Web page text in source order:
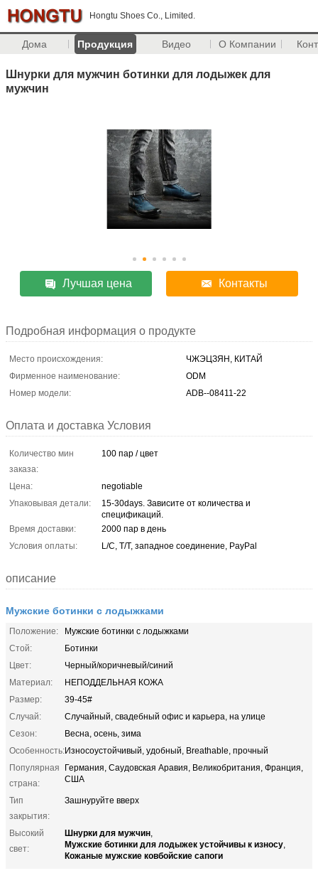
Hongtu Shoes Co., Limited.
Дома Продукция Видео О Компании
Шнурки для мужчин ботинки для лодыжек для
мужчин
Лучшая цена Контакты
Подробная информация о продукте
Место происхождения:
ЧЖЭЦЗЯН, КИТАЙ
Фирменное наименование:
ODM
Номер модели:
ADB--08411-22
Оплата и доставка Условия
Количество мин
заказа:
100 пар / цвет
Цена:
negotiable
Упаковывая детали:
15-30days. Зависите от количества и
спецификаций.
Время доставки:
2000 пар в день
Условия оплаты:
L/C, T/T, западное соединение, PayPal
описание
Мужские ботинки с лодыжками
Положение:
Мужские ботинки с лодыжками
Стой:
Ботинки
Цвет:
Черный/коричневый/синий
Материал:
НЕПОДДЕЛЬНАЯ КОЖА
Размер:
39-45#
Случай:
Случайный, свадебный офис и карьера, на улице
Сезон:
Весна, осень, зима
Особенность:Износоустойчивый, удобный, Breathable, прочный
Популярная
страна:
Германия, Саудовская Аравия, Великобритания, Франция,
США
Тип
закрытия:
Зашнуруйте вверх
Высокий
свет:
Шнурки для мужчин,
Мужские ботинки для лодыжек устойчивы к износу,
Кожаные мужские ковбойские сапоги